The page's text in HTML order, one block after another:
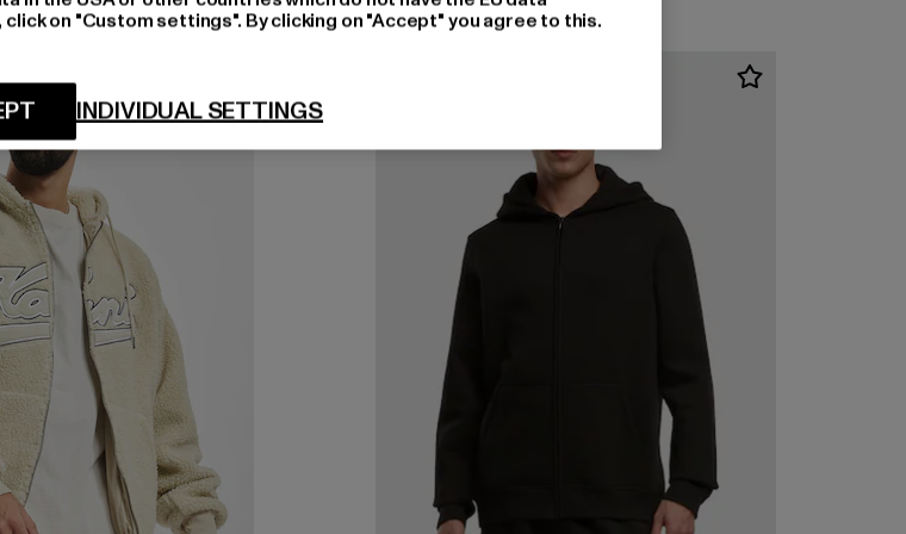
on "Custom settings". By clicking on "Accept" you agree to this.
INDIVIDUAL SETTINGS